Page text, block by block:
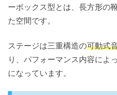
ーボックス型とは、長方形の
た空間です。
ステージは三重構造の可動式
り、パフォーマンス内容によ
になっています。